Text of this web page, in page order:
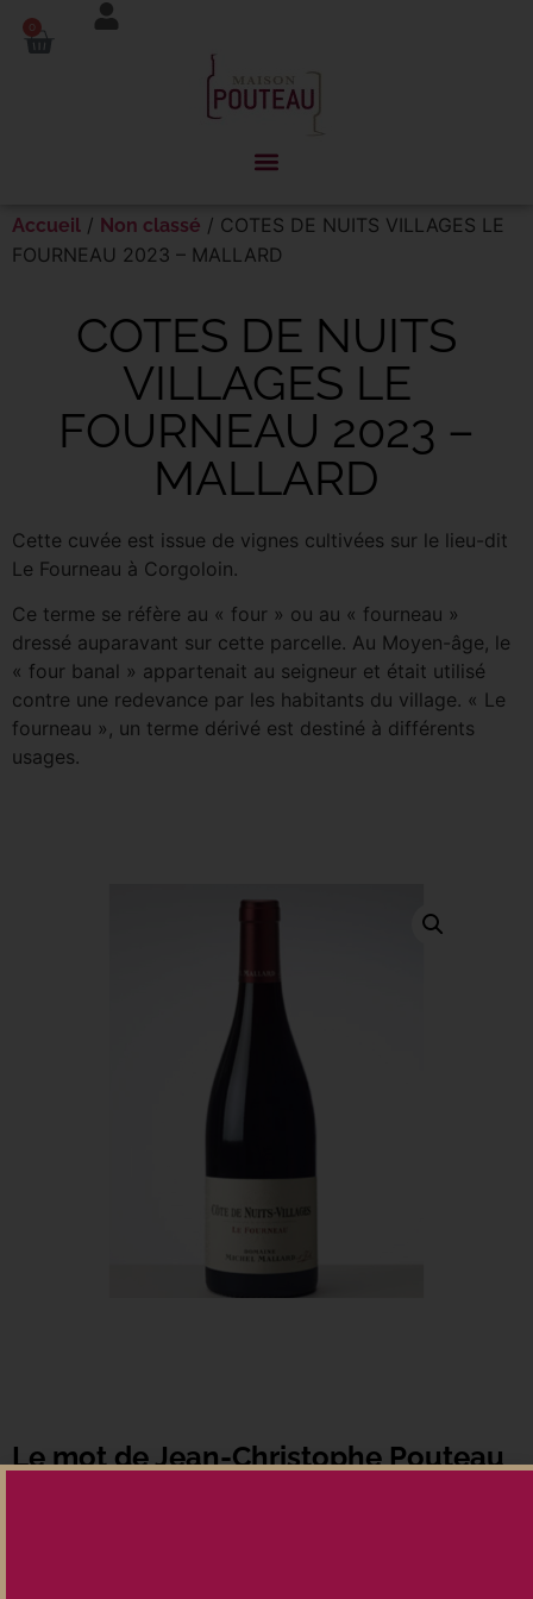
0
Accueil / Non classé / COTES DE NUITS VILLAGES LE
FOURNEAU 2023 – MALLARD
COTES DE NUITS
VILLAGES LE
FOURNEAU 2023 –
MALLARD
Cette cuvée est issue de vignes cultivées sur le lieu-dit
Le Fourneau à Corgoloin.
Ce terme se réfère au « four » ou au « fourneau »
dressé auparavant sur cette parcelle. Au Moyen-âge, le
« four banal » appartenait au seigneur et était utilisé
contre une redevance par les habitants du village. « Le
fourneau », un terme dérivé est destiné à différents
usages.
Le mot de Jean-Christophe Pouteau
Panneau de gestion des cookies